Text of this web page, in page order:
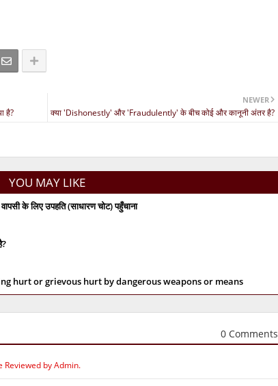
NEWER
क्या 'Dishonestly' और 'Fraudulently' के बीच कोई और कानूनी अंतर है?
है?
YOU MAY LIKE
के लिए उपहति (साधारण चोट) पहुँचाना
hurt or grievous hurt by dangerous weapons or means
0 Comments
by Admin.